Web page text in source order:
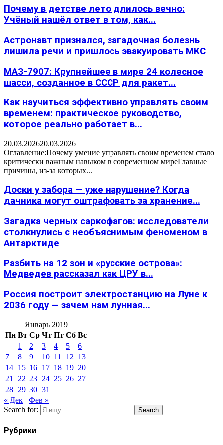
Почему в детстве лето длилось вечно:
Учёный нашёл ответ в том, как...
Астронавт признался, загадочная болезнь
лишила речи и пришлось эвакуировать МКС
МАЗ-7907: Крупнейшее в мире 24 колесное
шасси, созданное в СССР для ракет...
Как научиться эффективно управлять своим
временем: практическое руководство,
которое реально работает в...
20.03.202620.03.2026
Оглавление:Почему умение управлять своим временем стало
критически важным навыком в современном миреГлавные
причины, из-за которых...
Доски у забора — уже нарушение? Когда
дачника могут оштрафовать за хранение...
Загадка черных саркофагов: исследователи
столкнулись с необъяснимым феноменом в
Антарктиде
Разбить на 12 зон и «русские острова»:
Медведев рассказал как ЦРУ в...
Россия построит электростанцию на Луне к
2036 году — зачем нам лунная...
Январь 2019
Пн Вт Ср Чт Пт Сб Вс
1
2 3 4 5
6
7
8 9 10 11 12 13
14 15 16 17 18 19 20
21
22 23 24 25 26 27
28 29 30 31
« Дек
Фев »
Search for:
Search
Рубрики